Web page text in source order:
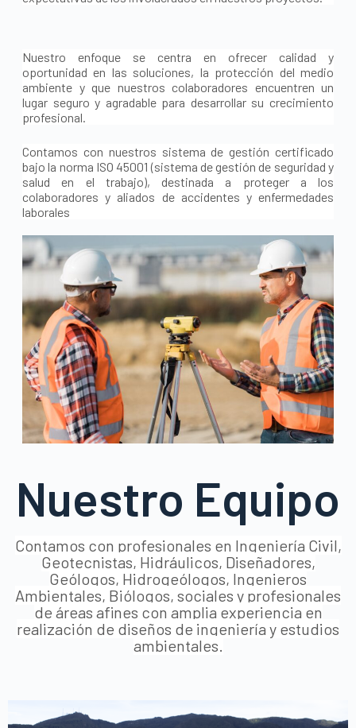
Nuestro enfoque se centra en ofrecer calidad y
oportunidad en las soluciones, la protección del medio
ambiente y que nuestros colaboradores encuentren un
lugar seguro y agradable para desarrollar su crecimiento
profesional.
Contamos con nuestros sistema de gestión certificado
bajo la norma ISO 45001 (sistema de gestión de seguridad y
salud en el trabajo), destinada a proteger a los
colaboradores y aliados de accidentes y enfermedades
laborales
Nuestro Equipo
Contamos con profesionales en Ingeniería Civil,
Geotecnistas, Hidráulicos, Diseñadores,
Geólogos, Hidrogeólogos, Ingenieros
Ambientales, Biólogos, sociales y profesionales
de áreas afines con amplia experiencia en
realización de diseños de ingeniería y estudios
ambientales.